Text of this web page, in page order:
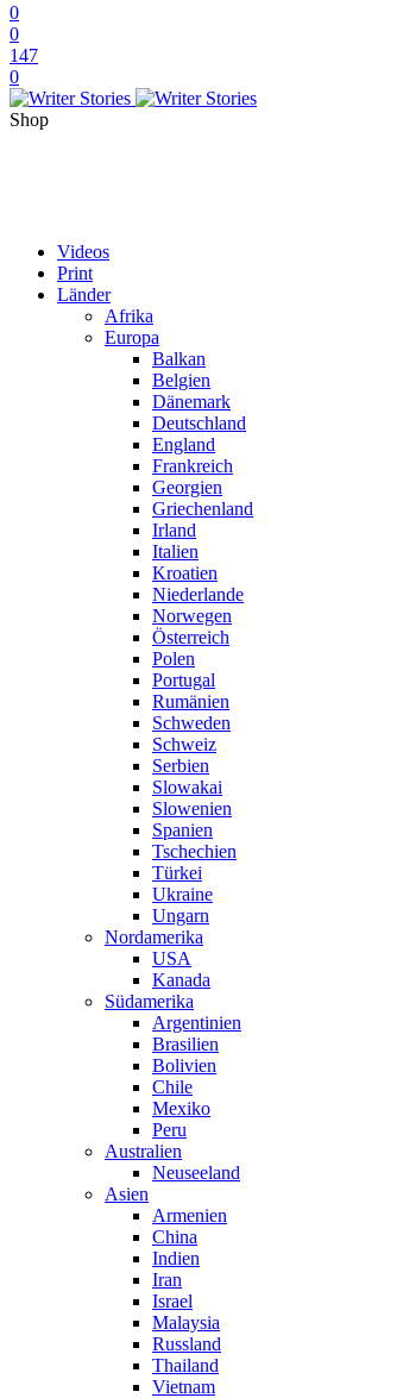
0
0
147
0
Shop
Videos
Print
Länder
Afrika
Europa
Balkan
Belgien
Dänemark
Deutschland
England
Frankreich
Georgien
Griechenland
Irland
Italien
Kroatien
Niederlande
Norwegen
Österreich
Polen
Portugal
Rumänien
Schweden
Schweiz
Serbien
Slowakai
Slowenien
Spanien
Tschechien
Türkei
Ukraine
Ungarn
Nordamerika
USA
Kanada
Südamerika
Argentinien
Brasilien
Bolivien
Chile
Mexiko
Peru
Australien
Neuseeland
Asien
Armenien
China
Indien
Iran
Israel
Malaysia
Russland
Thailand
Vietnam